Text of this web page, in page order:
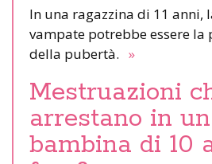
In una ragazzina di 11 anni,
vampate potrebbe essere la
della pubertà. »
Mestruazioni
arrestano in
bambina di 10